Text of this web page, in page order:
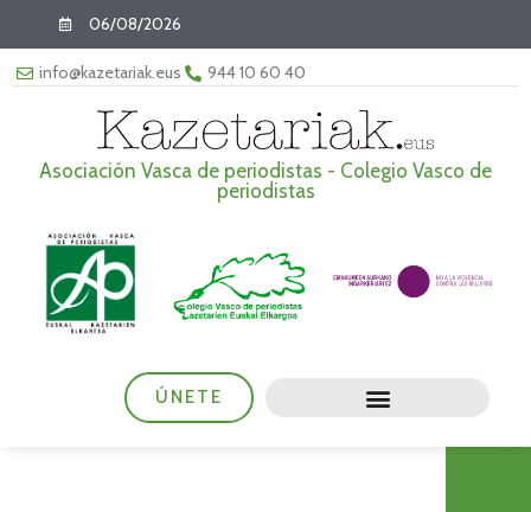
06/08/2026
info@kazetariak.eus 944 10 60 40
Asociación Vasca de periodistas - Colegio Vasco de
periodistas
ÚNETE